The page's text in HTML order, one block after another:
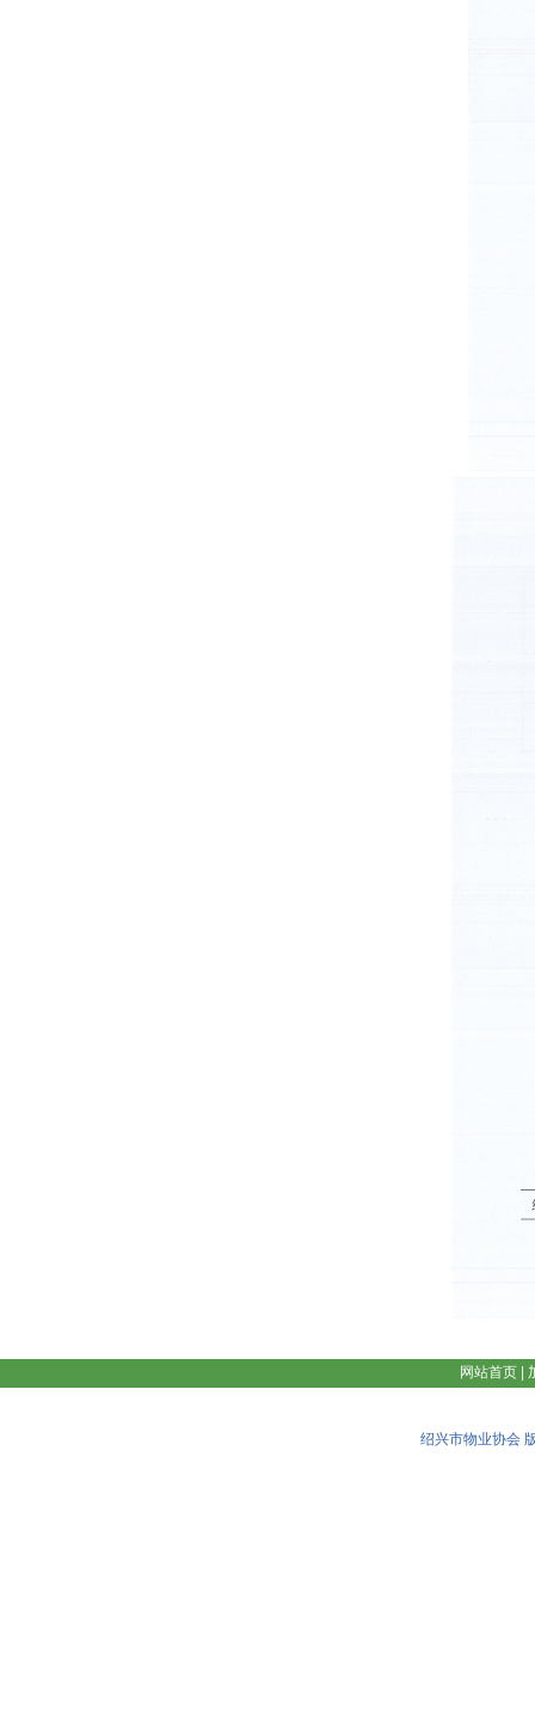
网站首页
绍兴市物业协会